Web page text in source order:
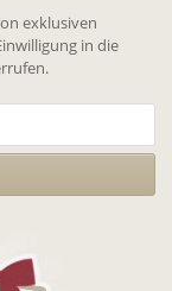
exklusiven
in die